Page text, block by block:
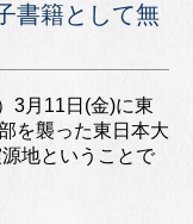
書籍として無
3月11日(金)に東
を襲った東日本大
地ということで